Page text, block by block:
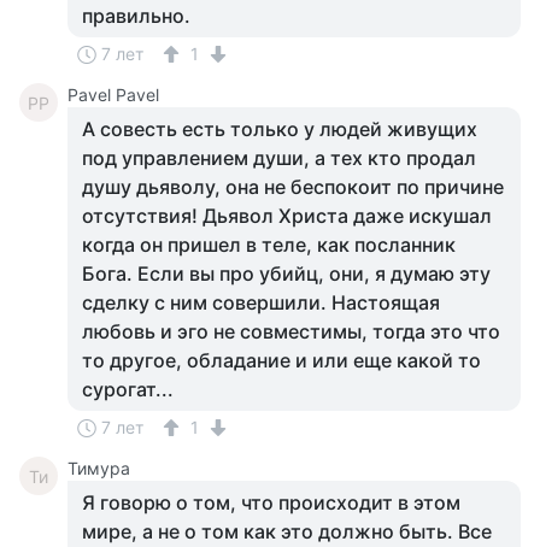
правильно.
7 лет 1
PP Pavel Pavel
А совесть есть только у людей живущих
под управлением души, а тех кто продал
душу дьяволу, она не беспокоит по причине
отсутствия! Дьявол Христа даже искушал
когда он пришел в теле, как посланник
Бога. Если вы про убийц, они, я думаю эту
сделку с ним совершили. Настоящая
любовь и эго не совместимы, тогда это что
то другое, обладание и или еще какой то
сурогат...
7 лет 1
Ти Тимура
Я говорю о том, что происходит в этом
мире, а не о том как это должно быть. Все